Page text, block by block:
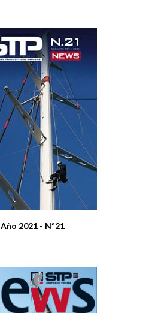
Año 2021 - Nº21